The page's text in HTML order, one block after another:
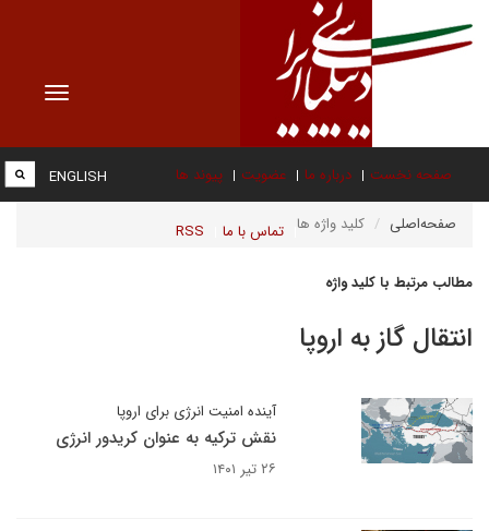
Toggle
صفحه نخست درباره ما عضویت پیوند ها
تماس با ما RSS
ENGLISH
صفحه‌اصلی کلید واژه ها
مطالب مرتبط با کلید واژه
انتقال گاز به اروپا
آینده امنیت انرژی برای اروپا
نقش ترکیه به عنوان کریدور انرژی
۲۶ تیر ۱۴۰۱